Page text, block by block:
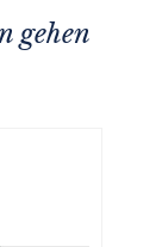
gehen